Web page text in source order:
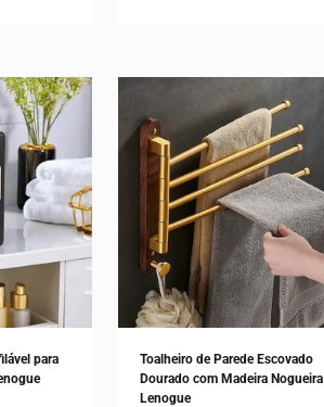
para
Toalheiro de Parede Escovado
Dourado com Madeira Nogueira
Lenogue